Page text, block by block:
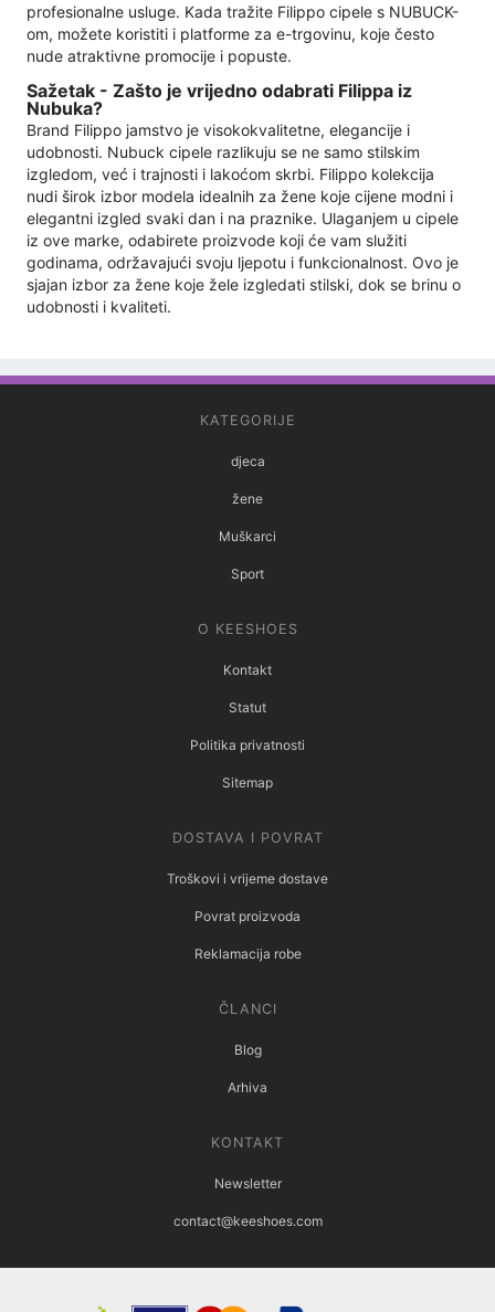
profesionalne usluge. Kada tražite Filippo cipele s NUBUCK-
om, možete koristiti i platforme za e-trgovinu, koje često
nude atraktivne promocije i popuste.
Sažetak - Zašto je vrijedno odabrati Filippa iz
Nubuka?
Brand Filippo jamstvo je visokokvalitetne, elegancije i
udobnosti. Nubuck cipele razlikuju se ne samo stilskim
izgledom, već i trajnosti i lakoćom skrbi. Filippo kolekcija
nudi širok izbor modela idealnih za žene koje cijene modni i
elegantni izgled svaki dan i na praznike. Ulaganjem u cipele
iz ove marke, odabirete proizvode koji će vam služiti
godinama, održavajući svoju ljepotu i funkcionalnost. Ovo je
sjajan izbor za žene koje žele izgledati stilski, dok se brinu o
udobnosti i kvaliteti.
KATEGORIJE
djeca
žene
Muškarci
Sport
O KEESHOES
Kontakt
Statut
Politika privatnosti
Sitemap
DOSTAVA I POVRAT
Troškovi i vrijeme dostave
Povrat proizvoda
Reklamacija robe
ČLANCI
Blog
Arhiva
KONTAKT
Newsletter
contact@keeshoes.com